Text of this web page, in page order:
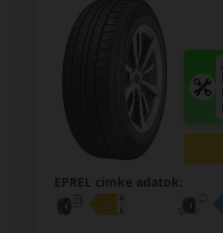
EPREL cimke adatok: